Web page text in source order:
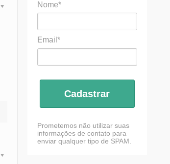
Nome*
Email*
Cadastrar
Prometemos não utilizar suas
informações de contato para
enviar qualquer tipo de SPAM.